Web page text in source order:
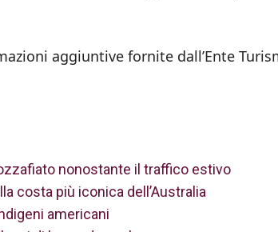
aggiuntive fornite dall’Ente
nonostante il traffico estivo
costa più iconica dell’Australia
americani